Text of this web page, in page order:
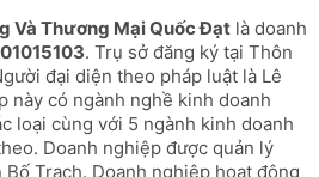
Và Thương Mại Quốc Đạt là doanh
. Trụ sở đăng ký tại Thôn
đại diện theo pháp luật là Lê
này có ngành nghề kinh doanh
loại cùng với 5 ngành kinh doanh
Doanh nghiệp được quản lý
Trạch. Doanh nghiệp hoạt động